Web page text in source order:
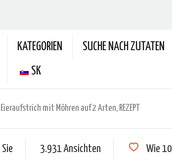
KATEGORIEN SUCHE NACH ZUTATEN
SK
Eieraufstrich mit Möhren auf 2 Arten, REZEPT
Sie 3.931 Ansichten Wie 10